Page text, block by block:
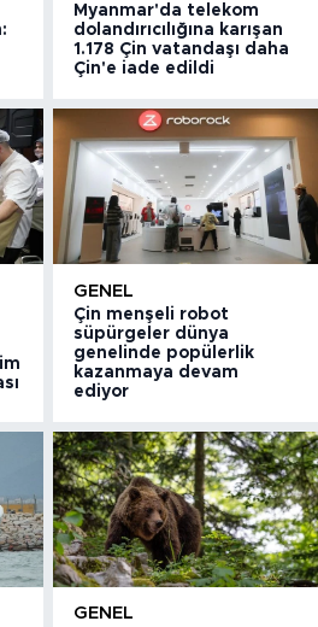
Myanmar'da telekom
dolandırıcılığına karışan
1.178 Çin vatandaşı daha
Çin'e iade edildi
GENEL
Çin menşeli robot
süpürgeler dünya
genelinde popülerlik
kazanmaya devam
ediyor
GENEL